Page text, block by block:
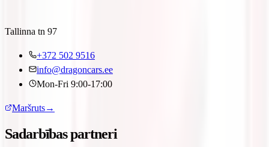
Tallinna tn 97
+372 502 9516
info@dragoncars.ee
Mon-Fri 9:00-17:00
Maršruts→
Sadarbības partneri